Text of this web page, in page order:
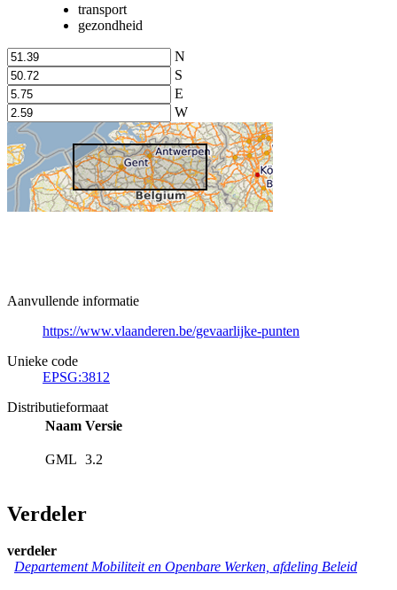
transport
gezondheid
N
S
E
W
Aanvullende informatie
https://www.vlaanderen.be/gevaarlijke-punten
Unieke code
EPSG:3812
Distributieformaat
Naam Versie
GML 3.2
Verdeler
verdeler
Departement Mobiliteit en Openbare Werken, afdeling Beleid